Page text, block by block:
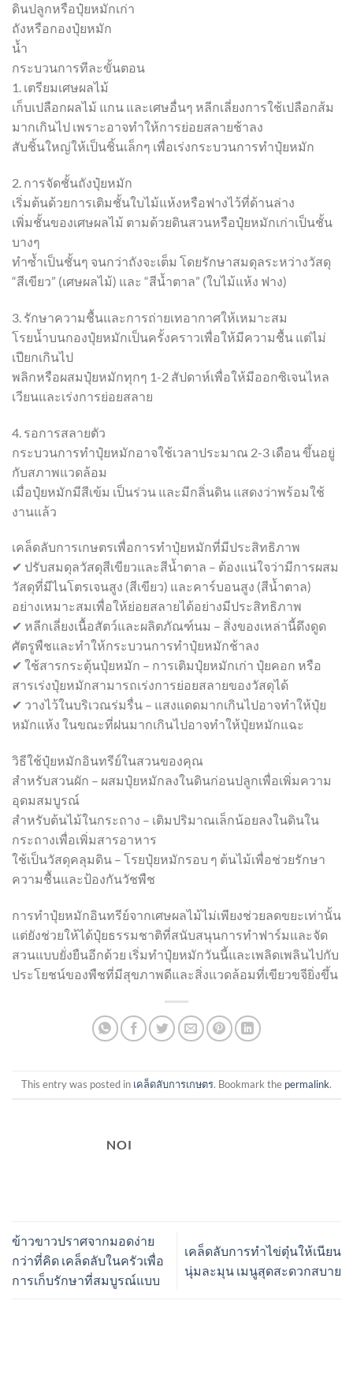
ดินปลูกหรือปุ๋ยหมักเก่า
ถังหรือกองปุ๋ยหมัก
น้ำ
กระบวนการทีละขั้นตอน
1. เตรียมเศษผลไม้
เก็บเปลือกผลไม้ แกน และเศษอื่นๆ หลีกเลี่ยงการใช้เปลือกส้ม
มากเกินไป เพราะอาจทำให้การย่อยสลายช้าลง
สับชิ้นใหญ่ให้เป็นชิ้นเล็กๆ เพื่อเร่งกระบวนการทำปุ๋ยหมัก
2. การจัดชั้นถังปุ๋ยหมัก
เริ่มต้นด้วยการเติมชั้นใบไม้แห้งหรือฟางไว้ที่ด้านล่าง
เพิ่มชั้นของเศษผลไม้ ตามด้วยดินสวนหรือปุ๋ยหมักเก่าเป็นชั้น
บางๆ
ทำซ้ำเป็นชั้นๆ จนกว่าถังจะเต็ม โดยรักษาสมดุลระหว่างวัสดุ
“สีเขียว” (เศษผลไม้) และ “สีน้ำตาล” (ใบไม้แห้ง ฟาง)
3. รักษาความชื้นและการถ่ายเทอากาศให้เหมาะสม
โรยน้ำบนกองปุ๋ยหมักเป็นครั้งคราวเพื่อให้มีความชื้น แต่ไม่
เปียกเกินไป
พลิกหรือผสมปุ๋ยหมักทุกๆ 1-2 สัปดาห์เพื่อให้มีออกซิเจนไหล
เวียนและเร่งการย่อยสลาย
4. รอการสลายตัว
กระบวนการทำปุ๋ยหมักอาจใช้เวลาประมาณ 2-3 เดือน ขึ้นอยู่
กับสภาพแวดล้อม
เมื่อปุ๋ยหมักมีสีเข้ม เป็นร่วน และมีกลิ่นดิน แสดงว่าพร้อมใช้
งานแล้ว
เคล็ดลับการเกษตรเพื่อการทำปุ๋ยหมักที่มีประสิทธิภาพ
✔ ปรับสมดุลวัสดุสีเขียวและสีน้ำตาล – ต้องแน่ใจว่ามีการผสม
วัสดุที่มีไนโตรเจนสูง (สีเขียว) และคาร์บอนสูง (สีน้ำตาล)
อย่างเหมาะสมเพื่อให้ย่อยสลายได้อย่างมีประสิทธิภาพ
✔ หลีกเลี่ยงเนื้อสัตว์และผลิตภัณฑ์นม – สิ่งของเหล่านี้ดึงดูด
ศัตรูพืชและทำให้กระบวนการทำปุ๋ยหมักช้าลง
✔ ใช้สารกระตุ้นปุ๋ยหมัก – การเติมปุ๋ยหมักเก่า ปุ๋ยคอก หรือ
สารเร่งปุ๋ยหมักสามารถเร่งการย่อยสลายของวัสดุได้
✔ วางไว้ในบริเวณร่มรื่น – แสงแดดมากเกินไปอาจทำให้ปุ๋ย
หมักแห้ง ในขณะที่ฝนมากเกินไปอาจทำให้ปุ๋ยหมักแฉะ
วิธีใช้ปุ๋ยหมักอินทรีย์ในสวนของคุณ
สำหรับสวนผัก – ผสมปุ๋ยหมักลงในดินก่อนปลูกเพื่อเพิ่มความ
อุดมสมบูรณ์
สำหรับต้นไม้ในกระถาง – เติมปริมาณเล็กน้อยลงในดินใน
กระถางเพื่อเพิ่มสารอาหาร
ใช้เป็นวัสดุคลุมดิน – โรยปุ๋ยหมักรอบ ๆ ต้นไม้เพื่อช่วยรักษา
ความชื้นและป้องกันวัชพืช
การทำปุ๋ยหมักอินทรีย์จากเศษผลไม้ไม่เพียงช่วยลดขยะเท่านั้น
แต่ยังช่วยให้ได้ปุ๋ยธรรมชาติที่สนับสนุนการทำฟาร์มและจัด
สวนแบบยั่งยืนอีกด้วย เริ่มทำปุ๋ยหมักวันนี้และเพลิดเพลินไปกับ
ประโยชน์ของพืชที่มีสุขภาพดีและสิ่งแวดล้อมที่เขียวขจียิ่งขึ้น
This entry was posted in เคล็ดลับการเกษตร. Bookmark the permalink.
NOI
ข้าวขาวปราศจากมอดง่าย
กว่าที่คิด เคล็ดลับในครัวเพื่อ
การเก็บรักษาที่สมบูรณ์แบบ
เคล็ดลับการทำไข่ตุ๋นให้เนียน
นุ่มละมุน เมนูสุดสะดวกสบาย